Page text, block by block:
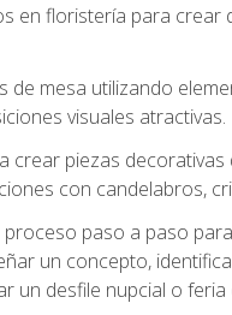
en floristería para
de mesa utilizando
visuales atractivas.
crear piezas
con candelabros,
paso a paso
un concepto,
un desfile nupcial o